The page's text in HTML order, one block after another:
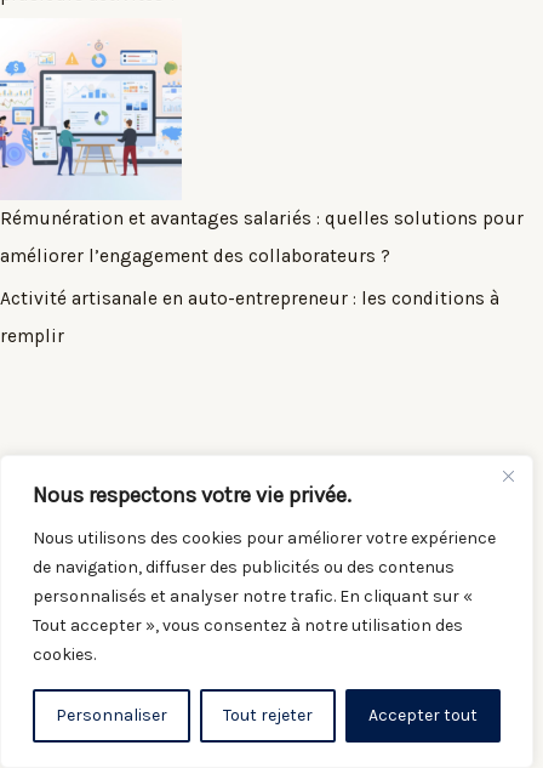
Nous respectons votre vie privée.
Nous utilisons des cookies pour améliorer votre expérience
de navigation, diffuser des publicités ou des contenus
personnalisés et analyser notre trafic. En cliquant sur «
Tout accepter », vous consentez à notre utilisation des
cookies.
Personnaliser Tout rejeter Accepter tout
Rémunération et avantages salariés : quelles solutions pour
améliorer l’engagement des collaborateurs ?
Activité artisanale en auto-entrepreneur : les conditions à
remplir
A propos du Blog :
Le blog creation-entreprise-france.com est un site édité
et dirigé par Corentin Ricard. Il a pour but d'apporter des
fournissant du contenu gratuit. L'équipe de rédaction
s'efforce de donner des informations à jour correspond